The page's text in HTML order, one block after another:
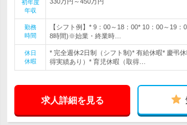
初年度
年収
勤務
時間
【シフト例】* 9：00～18：00* 10：00～19
8時間)※始業・終業時…
休日
休暇
* 完全週休2日制（シフト制)* 有給休暇* 慶弔
得実績あり）* 育児休暇（取得…
求人詳細を見る